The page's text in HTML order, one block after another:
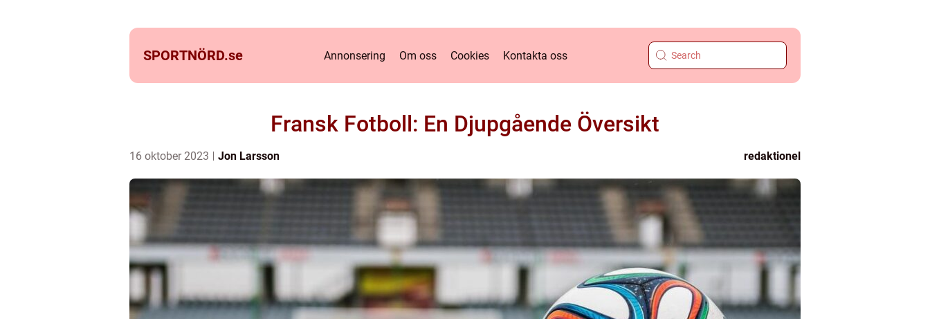
SPORTNÖRD.se Annonsering Om oss Cookies Kontakta oss
Fransk Fotboll: En Djupgående Översikt
16 oktober 2023 Jon Larsson redaktionel